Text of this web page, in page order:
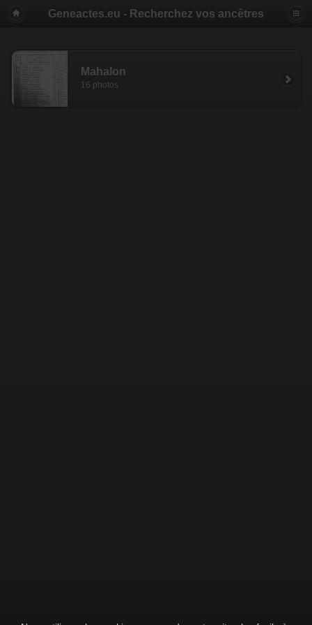
Geneactes.eu - Recherchez vos ancêtres
Mahalon
16 photos